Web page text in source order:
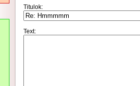
Titulok:
Text: